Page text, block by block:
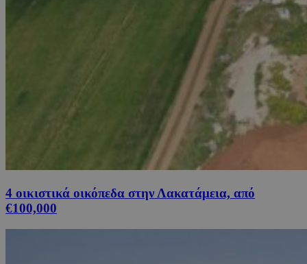
4 οικιστικά οικόπεδα στην Λακατάμεια, από
€100,000